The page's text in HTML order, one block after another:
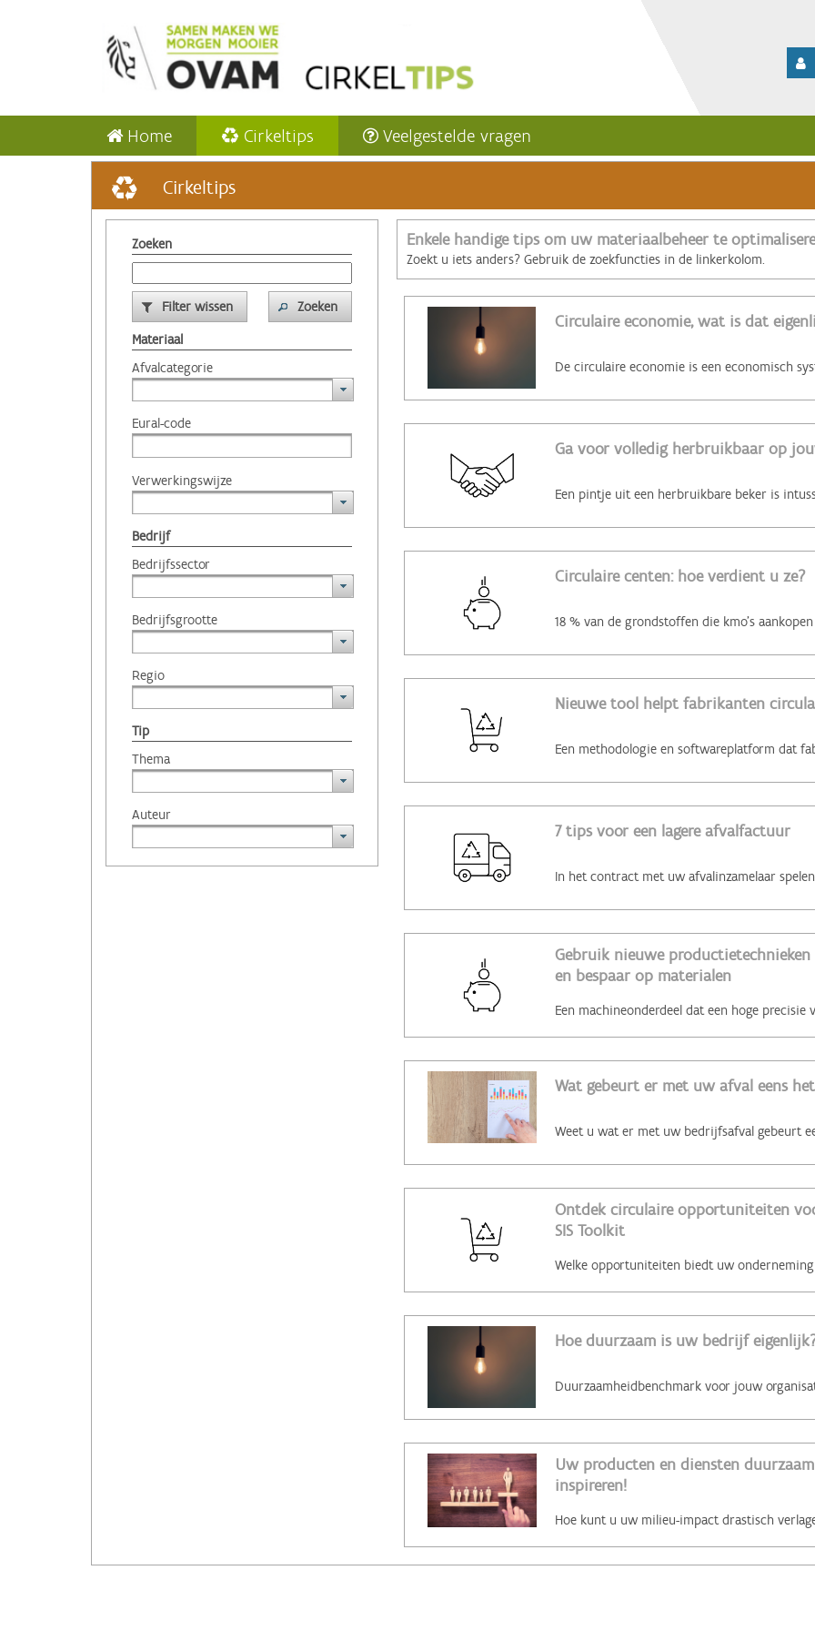
Home Cirkeltips Veelgestelde vragen
Cirkeltips
Zoeken
Filter wissen
Zoeken
Materiaal
Afvalcategorie
Eural-code
Verwerkingswijze
Bedrijf
Bedrijfssector
Bedrijfsgrootte
Regio
Tip
Thema
Auteur
Enkele handige tips om uw materiaalbeheer te
Zoekt u iets anders? Gebruik de zoekfuncties in de linkerkolom.
Circulaire economie, wat is dat
Ga voor volledig herbruikbaar op
Circulaire centen: hoe verdient u ze?
Nieuwe tool helpt fabrikanten
7 tips voor een lagere afvalfactuur
Gebruik nieuwe
en bespaar op materialen
Wat gebeurt er met uw afval eens
Ontdek circulaire opportuniteiten
SIS Toolkit
Hoe duurzaam is uw bedrijf
Uw producten en diensten
inspireren!